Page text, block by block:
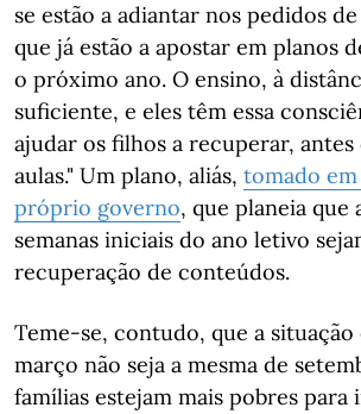
se estão a adiantar nos pedidos
que já estão a apostar em planos
o próximo ano. O ensino, à
suficiente, e eles têm essa
ajudar os filhos a recuperar, antes
aulas." Um plano, aliás, tomado
próprio governo, que planeia que
semanas iniciais do ano letivo
recuperação de conteúdos.
Teme-se, contudo, que a
março não seja a mesma de
famílias estejam mais pobres para